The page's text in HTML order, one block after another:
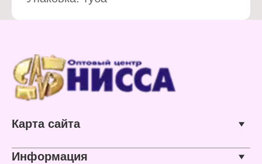
Карта сайта
Информация